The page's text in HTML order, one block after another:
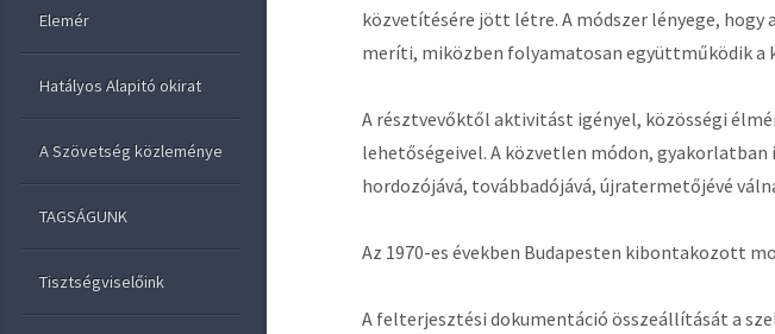
közvetítésére jött létre. A módszer lényege,
meríti, miközben folyamatosan együttműködik a
A résztvevőktől aktivitást igényel, közösségi
lehetőségeivel. A közvetlen módon,
hordozójává, továbbadójává, újratermetőjévé
Az 1970-es években Budapesten kibontakozott
A felterjesztési dokumentáció összeállítását a
Elemér
Hatályos Alapitó okirat
A Szövetség közleménye
TAGSÁGUNK
Tisztségviselőink